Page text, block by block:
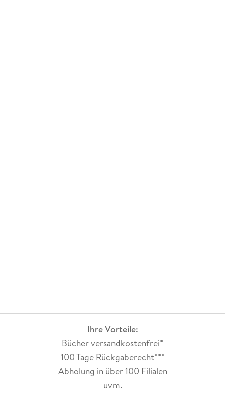
Ihre Vorteile:
Bücher versandkostenfrei*
100 Tage Rückgaberecht***
Abholung in über 100 Filialen
uvm.